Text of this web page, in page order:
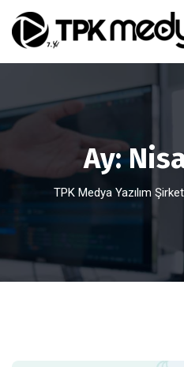
Ay:
TPK Medya Yazılım